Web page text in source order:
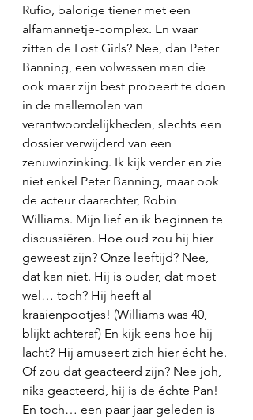
Rufio, balorige tiener met een
alfamannetje-complex. En waar
zitten de Lost Girls? Nee, dan Peter
Banning, een volwassen man die
ook maar zijn best probeert te doen
in de mallemolen van
verantwoordelijkheden, slechts een
dossier verwijderd van een
zenuwinzinking. Ik kijk verder en zie
niet enkel Peter Banning, maar ook
de acteur daarachter, Robin
Williams. Mijn lief en ik beginnen te
discussiëren. Hoe oud zou hij hier
geweest zijn? Onze leeftijd? Nee,
dat kan niet. Hij is ouder, dat moet
wel… toch? Hij heeft al
kraaienpootjes! (Williams was 40,
blijkt achteraf) En kijk eens hoe hij
lacht? Hij amuseert zich hier écht he.
Of zou dat geacteerd zijn? Nee joh,
niks geacteerd, hij is de échte Pan!
En toch… een paar jaar geleden is